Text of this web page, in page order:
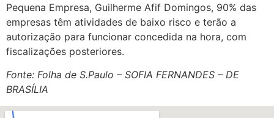
Pequena Empresa, Guilherme Afif Domingos, 90% das
empresas têm atividades de baixo risco e terão a
autorização para funcionar concedida na hora, com
fiscalizações posteriores.
Fonte: Folha de S.Paulo – SOFIA FERNANDES – DE
BRASÍLIA